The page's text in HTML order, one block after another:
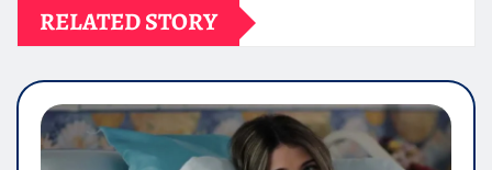
RELATED STORY